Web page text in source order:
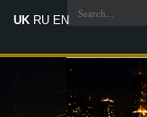
UK RU EN